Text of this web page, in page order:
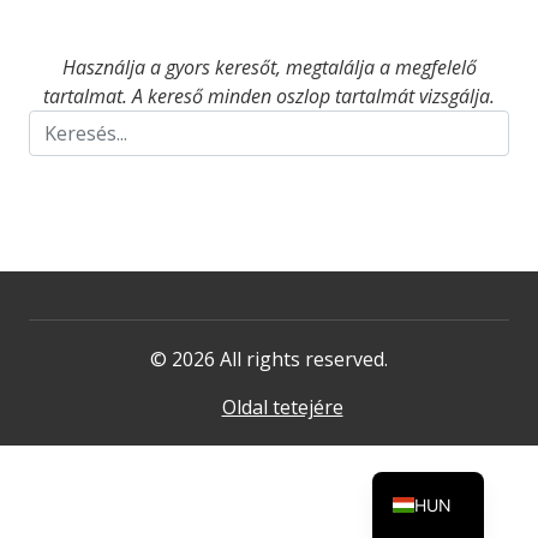
Használja a gyors keresőt, megtalálja a megfelelő
tartalmat. A kereső minden oszlop tartalmát vizsgálja.
© 2026 All rights reserved.
Oldal tetejére
HUN